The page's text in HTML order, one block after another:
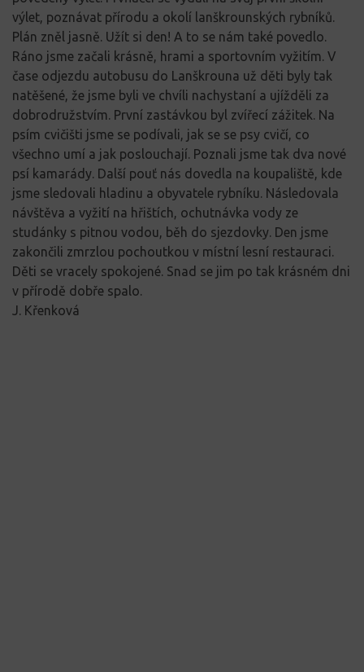
výlet, poznávat přírodu a okolí lanškrounských rybníků.
Plán zněl jasně. Užít si den! A to se nám také povedlo.
Ráno jsme začali krásně, hrami a sportovním vyžitím. V
čase odjezdu autobusu do Lanškrouna už děti byly tak
natěšené, že jsme byli ve chvíli nachystaní a ujížděli za
dobrodružstvím. První zastávkou byl zvířecí zážitek. Na
psím cvičišti jsme se podívali, jak se se psy cvičí, co
všechno umí a jak poslouchají. Poznali jsme tak dva nové
psí kamarády. Další pouť nás dovedla na koupaliště, kde
jsme sledovali hladinu a obyvatele rybníku. Následovala
návštěva a vyžití na hřištích, ochutnávka vody ze
studánky s pitnou vodou, běh do sjezdovky. Den jsme
zakončili zmrzlou pochoutkou v místní lesní restauraci.
Děti se vracely spokojené. Snad se jim po tak krásném dni
v přírodě dobře spalo.
J. Křenková